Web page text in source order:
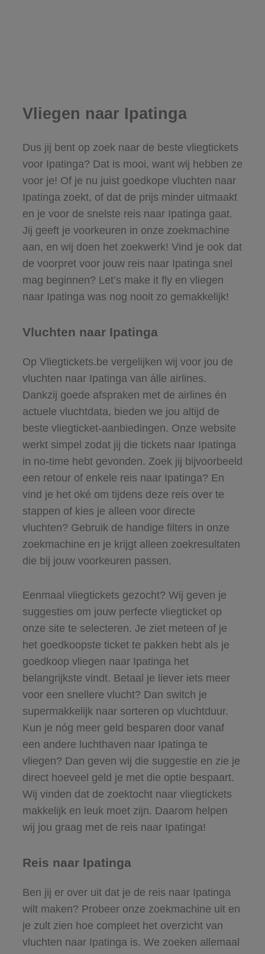
Vliegen naar Ipatinga
Dus jij bent op zoek naar de beste vliegtickets
voor Ipatinga? Dat is mooi, want wij hebben ze
voor je! Of je nu juist goedkope vluchten naar
Ipatinga zoekt, of dat de prijs minder uitmaakt
en je voor de snelste reis naar Ipatinga gaat.
Jij geeft je voorkeuren in onze zoekmachine
aan, en wij doen het zoekwerk! Vind je ook dat
de voorpret voor jouw reis naar Ipatinga snel
mag beginnen? Let’s make it fly en vliegen
naar Ipatinga was nog nooit zo gemakkelijk!
Vluchten naar Ipatinga
Op Vliegtickets.be vergelijken wij voor jou de
vluchten naar Ipatinga van álle airlines.
Dankzij goede afspraken met de airlines én
actuele vluchtdata, bieden we jou altijd de
beste vliegticket-aanbiedingen. Onze website
werkt simpel zodat jij die tickets naar Ipatinga
in no-time hebt gevonden. Zoek jij bijvoorbeeld
een retour of enkele reis naar Ipatinga? En
vind je het oké om tijdens deze reis over te
stappen of kies je alleen voor directe
vluchten? Gebruik de handige filters in onze
zoekmachine en je krijgt alleen zoekresultaten
die bij jouw voorkeuren passen.
Eenmaal vliegtickets gezocht? Wij geven je
suggesties om jouw perfecte vliegticket op
onze site te selecteren. Je ziet meteen of je
het goedkoopste ticket te pakken hebt als je
goedkoop vliegen naar Ipatinga het
belangrijkste vindt. Betaal je liever iets meer
voor een snellere vlucht? Dan switch je
supermakkelijk naar sorteren op vluchtduur.
Kun je nóg meer geld besparen door vanaf
een andere luchthaven naar Ipatinga te
vliegen? Dan geven wij die suggestie en zie je
direct hoeveel geld je met die optie bespaart.
Wij vinden dat de zoektocht naar vliegtickets
makkelijk en leuk moet zijn. Daarom helpen
wij jou graag met de reis naar Ipatinga!
Reis naar Ipatinga
Ben jij er over uit dat je de reis naar Ipatinga
wilt maken? Probeer onze zoekmachine uit en
je zult zien hoe compleet het overzicht van
vluchten naar Ipatinga is. We zoeken allemaal